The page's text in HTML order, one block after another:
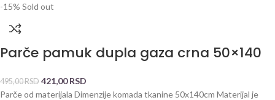
-15% Sold out
Parče pamuk dupla gaza crna 50×140
495,00RSD 421,00RSD
Parče od materijala Dimenzije komada tkanine 50x140cm Materijal je